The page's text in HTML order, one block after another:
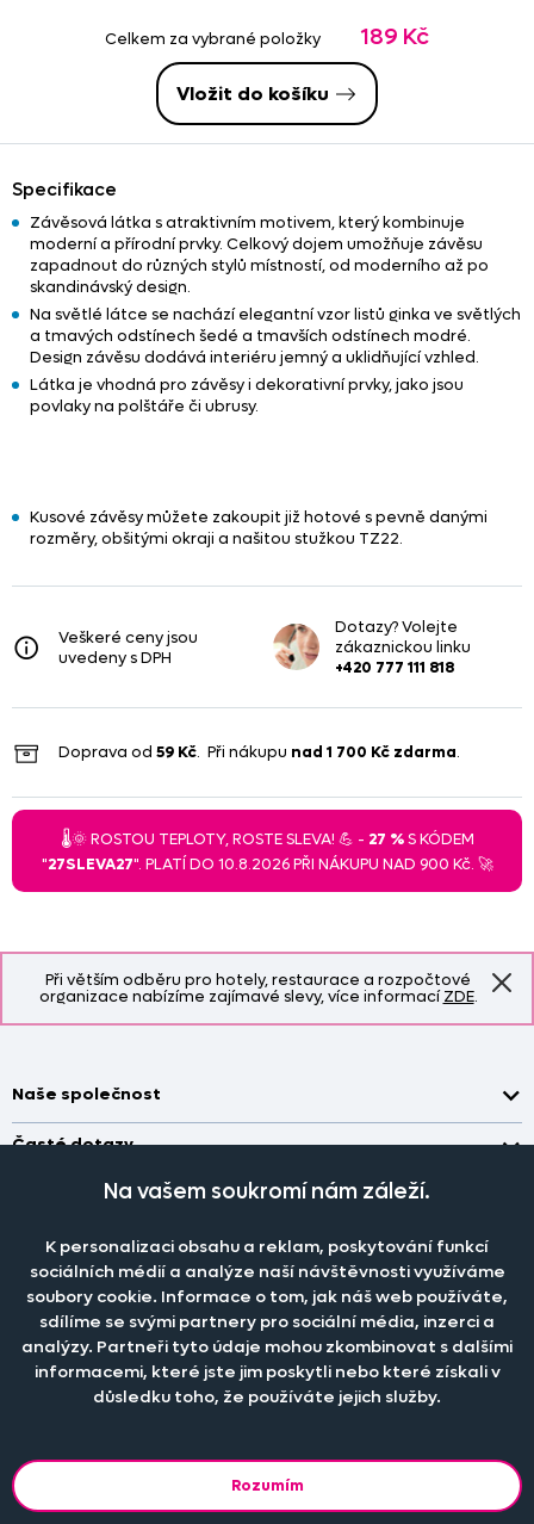
Při větším odběru pro hotely, restaurace a rozpočtové
organizace nabízíme zajímavé slevy, více informacíZDE.
Celkem za vybrané položky 189 Kč
Vložit do košíku
Specifikace
Závěsová látka s atraktivním motivem, který kombinuje
moderní a přírodní prvky. Celkový dojem umožňuje závěsu
zapadnout do různých stylů místností, od moderního až po
skandinávský design.
Na světlé látce se nachází elegantní vzor listů ginka ve světlých
a tmavých odstínech šedé a tmavších odstínech modré.
Design závěsu dodává interiéru jemný a uklidňující vzhled.
Látka je vhodná pro závěsy i dekorativní prvky, jako jsou
povlaky na polštáře či ubrusy.
Kusové závěsy můžete zakoupit již hotové s pevně danými
rozměry, obšitými okraji a našitou stužkou TZ22.
Veškeré ceny jsou
uvedeny s DPH
Dotazy? Volejte
zákaznickou linku
+420 777 111 818
Doprava od 59 Kč. Při nákupu nad 1 700 Kč zdarma.
🌡️🌞 ROSTOU TEPLOTY, ROSTE SLEVA! 💪 - 27 %S KÓDEM
"27SLEVA27". PLATÍ DO 10.8.2026 PŘI NÁKUPU NAD 900 Kč. 🚀
Staňte se členem klubu Dante.cz
Objevte slevy pro členy, získejte akční nabídky, novinky, tipy a
Naše společnost
Doprava a platba
Obchodní podmínky
Nastavení cookies
Katalog zdarma
Časté dotazy
Jak změřit okno pro nákup záclon?
Jak prát záclony a závěsy?
Jak prát povlečení a prostěradla?
Informace o materiálech
Šití záclon a závěsů
PRODEJNÍ ODDĚLENÍ - TELEFONICKY
po-pá 7:30 - 16:00
Tel.:777 111 818
e-mail:dotazy@dante.cz
reklamace:reklamace@dante.cz
Na vašem soukromí nám záleží.
K personalizaci obsahu a reklam, poskytování funkcí
sociálních médií a analýze naší návštěvnosti využíváme
soubory cookie. Informace o tom, jak náš web používáte,
sdílíme se svými partnery pro sociální média, inzerci a
analýzy. Partneři tyto údaje mohou zkombinovat s dalšími
informacemi, které jste jim poskytli nebo které získali v
důsledku toho, že používáte jejich služby.
Rozumím